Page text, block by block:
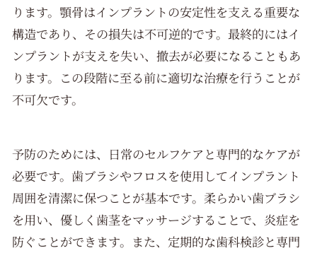
ります。顎骨はインプラントの安定性を支える重要な
構造であり、その損失は不可逆的です。最終的にはイ
ンプラントが支えを失い、撤去が必要になることもあ
ります。この段階に至る前に適切な治療を行うことが
不可欠です。
予防のためには、日常のセルフケアと専門的なケアが
必要です。歯ブラシやフロスを使用してインプラント
周囲を清潔に保つことが基本です。柔らかい歯ブラシ
を用い、優しく歯茎をマッサージすることで、炎症を
防ぐことができます。また、定期的な歯科検診と専門